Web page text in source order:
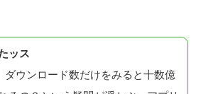
ッス
ダウンロード数だけをみると十数億